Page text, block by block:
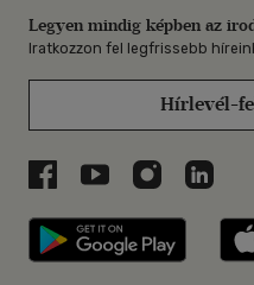
Legyen mindig képben az
Iratkozzon fel legfrissebb
Hírlevél-
Libri a Facebookon
Libri a Youtube-
Libri azLibri
Libri